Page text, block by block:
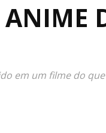
ANIME
em um filme do